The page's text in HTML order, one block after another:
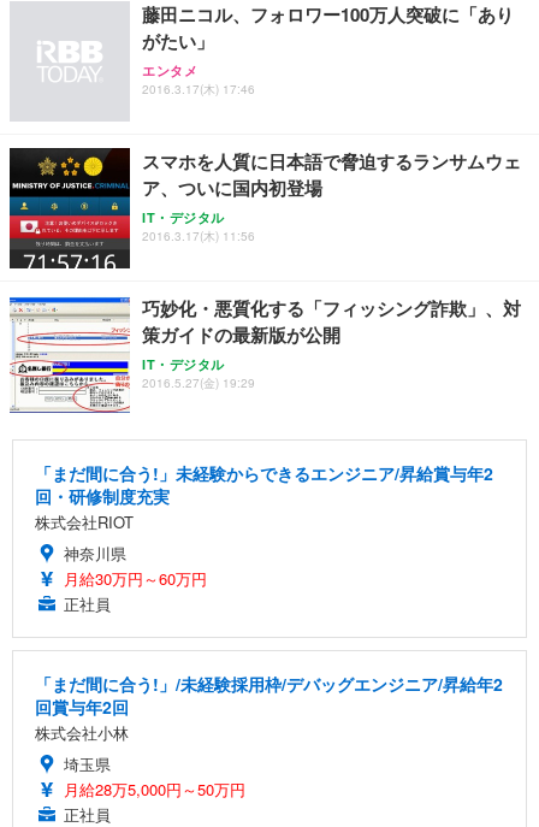
藤田ニコル、フォロワー100万人突破に「あり
がたい」
エンタメ
2016.3.17(木) 17:46
スマホを人質に日本語で脅迫するランサムウェ
ア、ついに国内初登場
IT・デジタル
2016.3.17(木) 11:56
巧妙化・悪質化する「フィッシング詐欺」、対
策ガイドの最新版が公開
IT・デジタル
2016.5.27(金) 19:29
「まだ間に合う!」未経験からできるエンジニア/昇給賞与年2
回・研修制度充実
株式会社RIOT
神奈川県
月給30万円～60万円
正社員
「まだ間に合う!」/未経験採用枠/デバッグエンジニア/昇給年2
回賞与年2回
株式会社小林
埼玉県
月給28万5,000円～50万円
正社員